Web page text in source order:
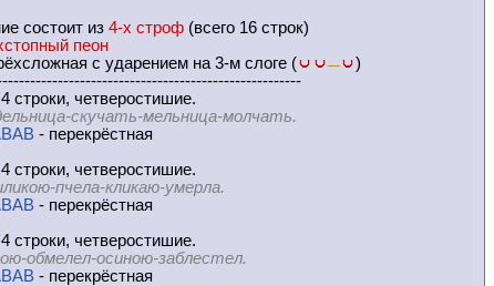
состоит из 4-х строф (всего 16 строк)
пеон
с ударением на 3-м слоге ( —
)
строки, четверостишие.
скучать-мельница-молчать.
- перекрёстная
строки, четверостишие.
пчела-кликаю-умерла.
- перекрёстная
строки, четверостишие.
обмелел-осиною-заблестел.
- перекрёстная